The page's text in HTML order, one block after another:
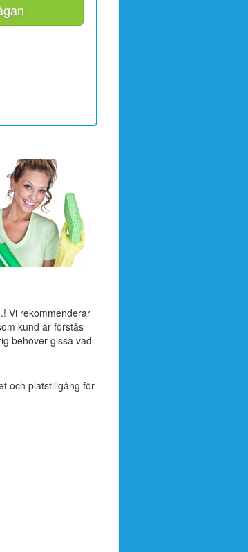
Vi rekommenderar
kund är förstås
behöver gissa vad
och platstillgång för